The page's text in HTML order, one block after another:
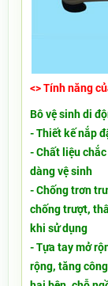
<> Tính năng
Bô vệ sinh di
​- Thiết kế nắp
- Chất liệu
dàng vệ sinh
- Chống trơn
chống trượt,
khi sử dụng
- Tựa tay mở
rộng, tăng